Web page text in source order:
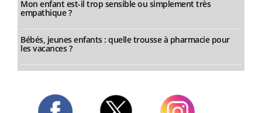
Mon enfant est-il trop sensible ou simplement très
empathique ?
Bébés, jeunes enfants : quelle trousse à pharmacie pour
les vacances ?